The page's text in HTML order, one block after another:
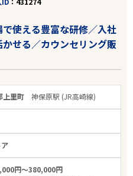
で使える豊富な研修／入社
せる／カウンセリング販
上里町神保原駅 (JR高崎線)
円～380,000円